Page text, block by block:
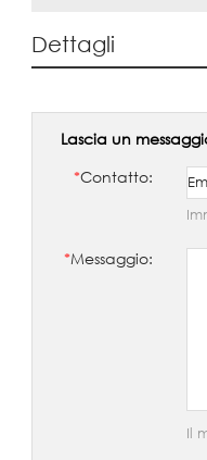
Dettagli
Lascia un
*Contatto:
*Messaggio:
Il